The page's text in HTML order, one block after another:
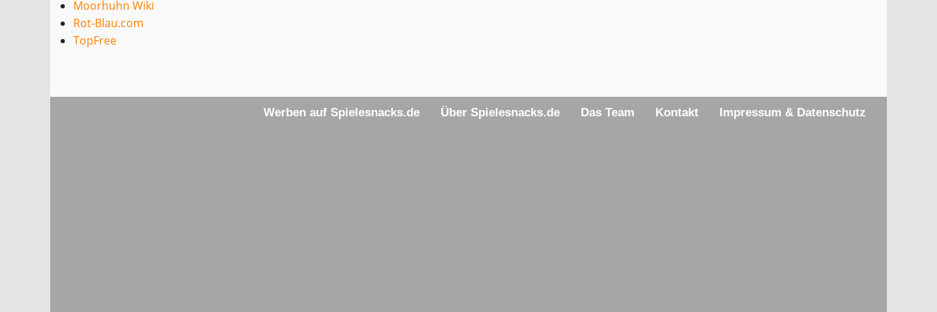
Moorhuhn Wiki
Rot-Blau.com
TopFree
Werben auf Spielesnacks.de Über Spielesnacks.de Das Team Kontakt Impressum & Datenschutz